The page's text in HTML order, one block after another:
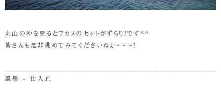
丸山の沖を見るとワカメのセットがずらり！です^^
皆さんも是非眺めてみてくださいねぇ～～～！
風景 - 仕入れ